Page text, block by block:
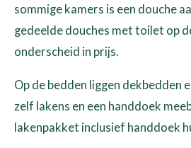
sommige kamers is een douche
gedeelde douches met toilet op
onderscheid in prijs.
Op de bedden liggen dekbedden
zelf lakens en een handdoek
lakenpakket inclusief handdoek